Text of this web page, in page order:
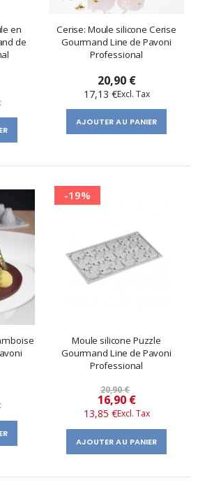
en
de
Cerise: Moule silicone Cerise
Gourmand Line de Pavoni
Professional
20,90 €
17,13 €
AJOUTER AU PANIER
-19%
Moule silicone Puzzle
Gourmand Line de Pavoni
Professional
20,90 €
Prix
​​
spécial
16,90 €
13,85 €
AJOUTER AU PANIER